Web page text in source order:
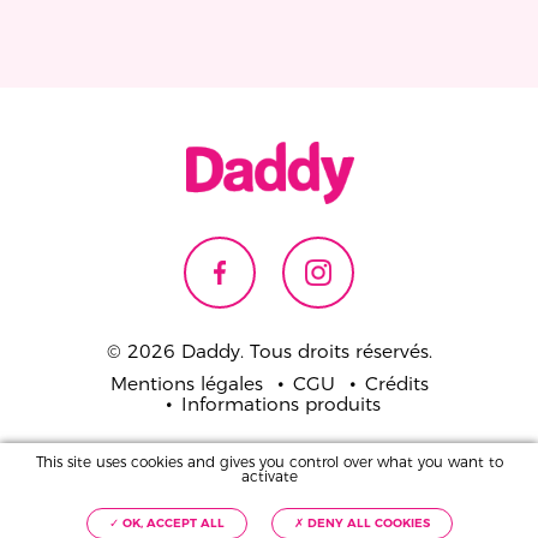
© 2026 Daddy. Tous droits réservés.
Mentions légales
CGU
Crédits
Informations produits
Pour votre santé,
mangez 5 fruits et légumes par jour.
This site uses cookies and gives you control over what you want to
activate
✓ OK, ACCEPT ALL ✗ DENY ALL COOKIES